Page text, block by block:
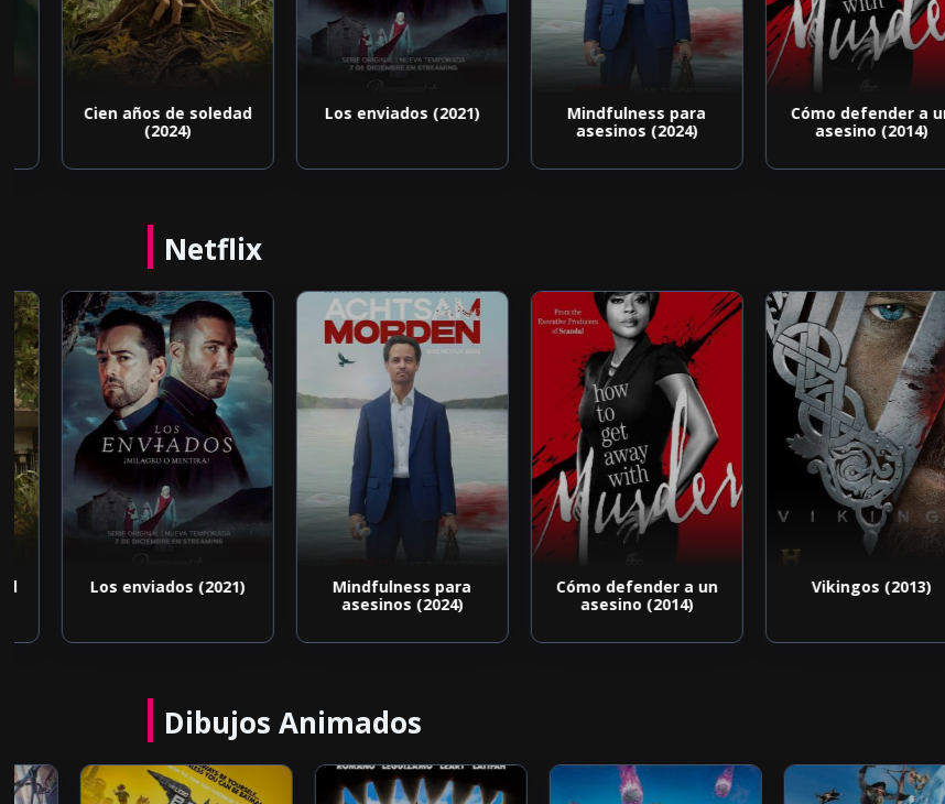
Cien años de soledad
(2024)
Los enviados (2021)
Mindfulness para
asesinos (2024)
Cómo defender a un
asesino (2014)
Netflix
Los enviados (2021)
Mindfulness para
asesinos (2024)
Cómo defender a un
asesino (2014)
Vikingos (2013)
Dibujos Animados